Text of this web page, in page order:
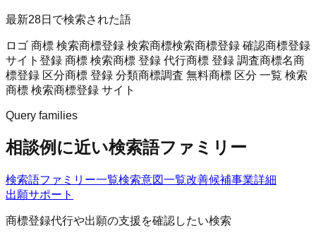
最新28日で検索された語
ロゴ 商標 検索商標登録 検索商標検索商標登録 確認商標登録
サイト 登録 商標 検索商標 登録 代行商標 登録 調査商標名商
標登録 区分商標 登録 分類商標調査 無料商標 区分 一覧 検索
商標 検索商標登録 サイト
Query families
相談例に近い検索語ファミリー
検索語ファミリー一覧検索意図一覧改善候補事業詳細
出願サポート
商標登録代行や出願の支援を確認したい検索